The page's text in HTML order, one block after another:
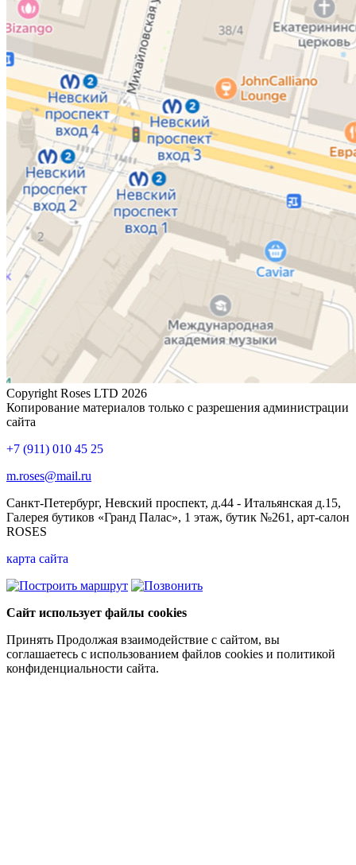
Copyright Roses LTD 2026
Копирование материалов только с разрешения администрации
сайта
+7 (911) 010 45 25
m.roses@mail.ru
Санкт-Петербург, Невский проспект, д.44 - Итальянская д.15,
Галерея бутиков «Гранд Палас», 1 этаж, бутик №261, арт-салон
ROSES
карта сайта
Сайт использует файлы cookies
Принять Продолжая взаимодействие с сайтом, вы
соглашаетесь с использованием файлов cookies и политикой
конфиденциальности сайта.